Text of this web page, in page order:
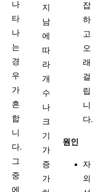
나
타
나
는
경
우
가
흔
합
니
다.
그
중
에
지
남
에
따
라
개
수
나
크
기
가
증
가
잡
하
고
오
래
걸
립
니
다.
원인
자
외